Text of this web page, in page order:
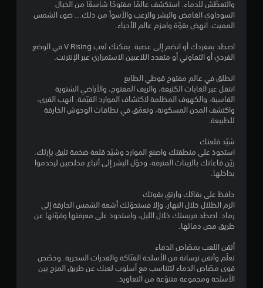
ا
ي
9
2
م
ا
ت
ق
والتعطّش للدماء. استكشف عالمًا مفتوحًا شاسعًا من الخيال
السوداوي الغامض والبشر والرعب والأسوأ من ذلك... ضوء الشمس
المميت. انهض بقوّة واهزم عالم الأحياء.
اصطد بمفردك أو انضم إلى عصبة. يمكنك لعب V Rising في الوضع
الفردي أو التعاوني أو متعدد اللاعبين الاستمراري عبر الإنترنت.
انطلق في عالم مفتوح قوطي الطابع
انتقل عبر الغابات الكثيفة، والريف المفتوح، والأراضي الشتوية
القاسية، والكهوف المظلمة لاكتشاف الموارد القيّمة. انهب القرى،
واكتشف المدن المسكونة، وتعمّق في نطاقات الوحوش الخارقة
للطبيعة.
شيّد قلعتك
استحوذ على منطقتك واصنع الموارد وشيّد قلعة ضخمة تليق بإرثك.
زيّن قاعاتك بالزينات المترفة، وحوّل البشر إلى أتباع مخلصين ليخدموا
بداخلها.
حافظ على بقائك وارتقِ بقوتك
الزم الظلال خلال النهار، وإلا فستحوّلك أشعة الشمس الحارقة إلى
رماد. اصطد فريستك خلال الليل، واستحوذ على معرفتها وقوّتها عن
طريق مص دمائها.
أتقن اللعب بمصّاص الدماء
تعلّم وأتقن ترسانة من الأسلحة الفتّاكة والقدرات السحرية. وخصّص
قوى مصّاص الدماء لتتناسب مع أسلوب لعبك عن طريق المزج بين
الأسلحة ومجموعة متنوّعة من التعاويذ.